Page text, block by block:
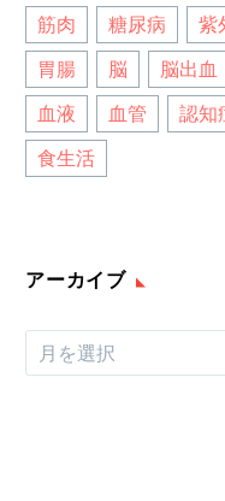
筋肉
糖尿病 紫
胃腸
脳 脳出血
血液
血管 認知
食生活
アーカイブ
ー
月を選択